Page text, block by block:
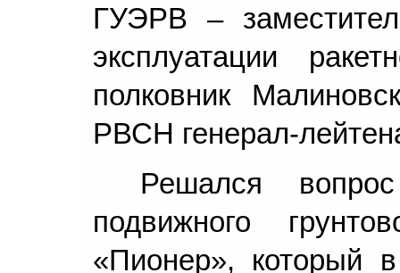
ГУЭРВ –
эксплуатации
полковник
РВСН генерал-
Решался
подвижного
«Пионер», который